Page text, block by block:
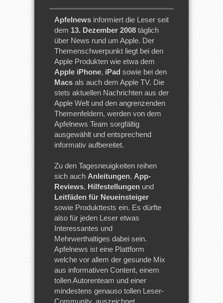
Apfelnews informiert die Leser seit
dem 13. Dezember 2008 täglich
über News rund um Apple. Der
Themenschwerpunkt liegt bei den
Apple Produkten wie etwa dem
Apple iPhone, iPad sowie bei den
Macs als auch dem Apple TV. Die
stets aktuellen Nachrichten aus der
Apple Welt und den angrenzenden
Themenfeldern, werden von dem
Apfelnews Team sorgfältig
ausgewählt und entsprechend
informativ aufbereitet.
Zu den Tagesneuigkeiten reihen
sich auch Anleitungen, App-
Reviews, Hilfestellungen und
Leitfäden für Neueinsteiger
sowie Produkttests ein. Es dürfte
also für jeden Leser etwas
Interessantes und
Mehrwerthaltiges dabei sein.
Apfelnews ist eine Plattform
welche vor allem der gesunde Mix
aus informativen Content, einem
tollen Autorenteam und einer
mindestens genauso tollen Leser-